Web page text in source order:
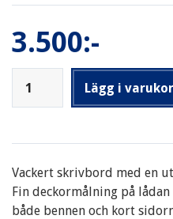
3.500:-
Lägg i
Vackert skrivbord med en
Fin deckormålning på
både bennen och kort